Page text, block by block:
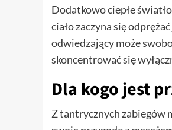
Dodatkowo ciepłe
ciało zaczyna się
odwiedzający może
skoncentrować się
Dla kogo jest
Z tantrycznych zabiegów